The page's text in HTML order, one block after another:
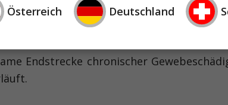
Ablagerung extrazellulärer
Endstrecke chronischer
Österreich Deutschland